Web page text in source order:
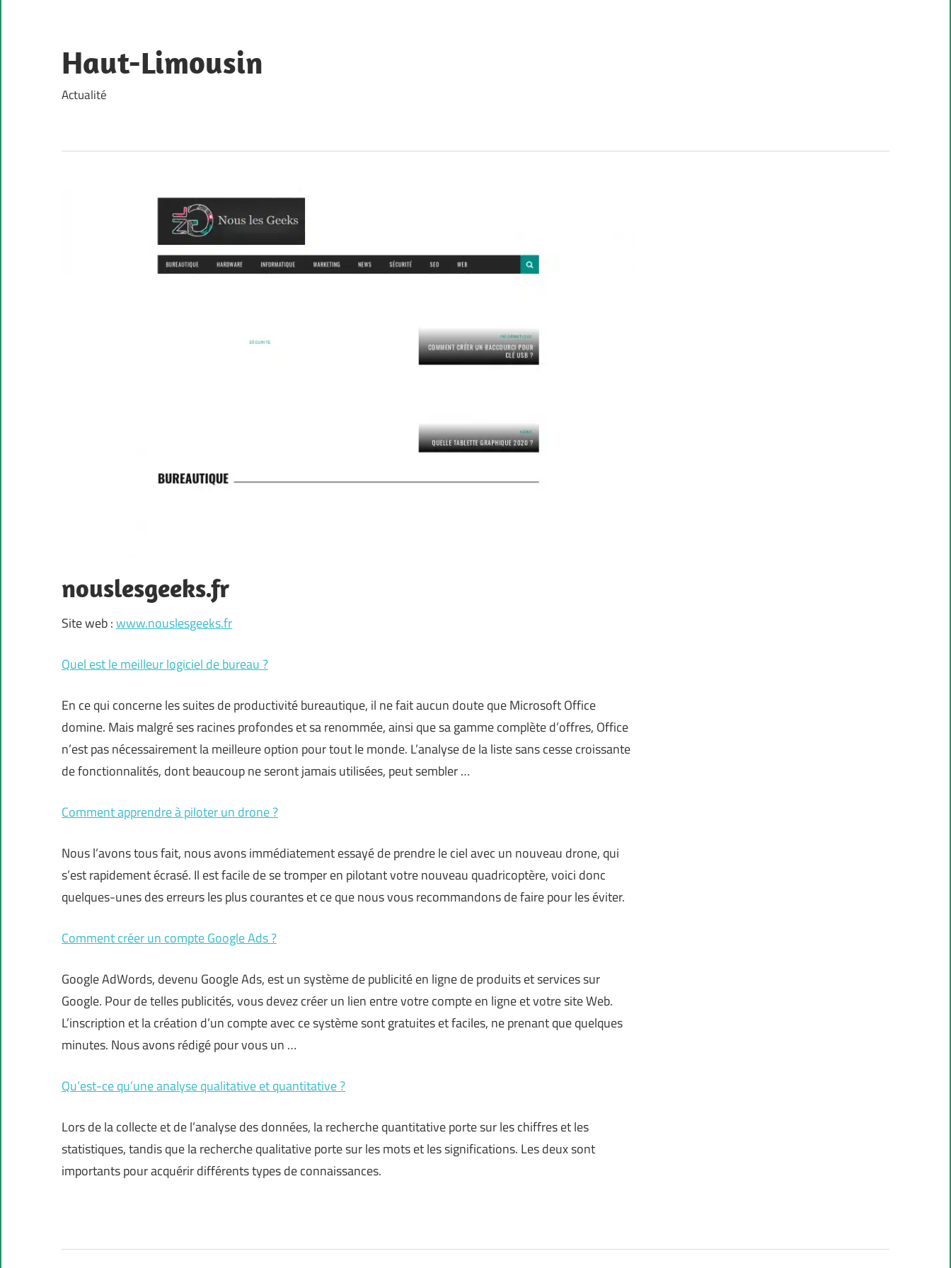
content
Haut-Limousin
Actualité
nouslesgeeks.fr
Site web :www.nouslesgeeks.fr
Quel est le meilleur logiciel de bureau ?
En ce qui concerne les suites de productivité bureautique, il ne fait aucun doute que Microsoft Office
domine. Mais malgré ses racines profondes et sa renommée, ainsi que sa gamme complète d’offres, Office
n’est pas nécessairement la meilleure option pour tout le monde. L’analyse de la liste sans cesse croissante
de fonctionnalités, dont beaucoup ne seront jamais utilisées, peut sembler …
Comment apprendre à piloter un drone ?
Nous l’avons tous fait, nous avons immédiatement essayé de prendre le ciel avec un nouveau drone, qui
s’est rapidement écrasé. Il est facile de se tromper en pilotant votre nouveau quadricoptère, voici donc
quelques-unes des erreurs les plus courantes et ce que nous vous recommandons de faire pour les éviter.
Comment créer un compte Google Ads ?
Google AdWords, devenu Google Ads, est un système de publicité en ligne de produits et services sur
Google. Pour de telles publicités, vous devez créer un lien entre votre compte en ligne et votre site Web.
L’inscription et la création d’un compte avec ce système sont gratuites et faciles, ne prenant que quelques
minutes. Nous avons rédigé pour vous un …
Qu’est-ce qu’une analyse qualitative et quantitative ?
Lors de la collecte et de l’analyse des données, la recherche quantitative porte sur les chiffres et les
statistiques, tandis que la recherche qualitative porte sur les mots et les significations. Les deux sont
importants pour acquérir différents types de connaissances.